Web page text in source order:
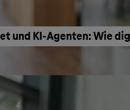
und KI-Agenten: Wie